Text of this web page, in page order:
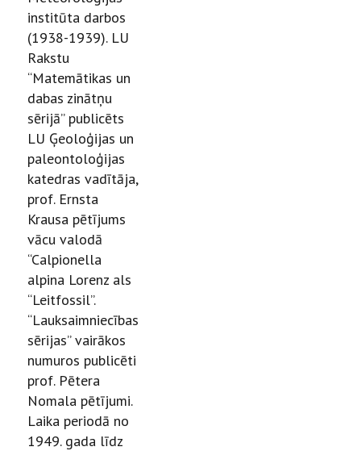
institūta darbos
(1938-1939). LU
Rakstu
“Matemātikas un
dabas zinātņu
sērijā” publicēts
LU Ģeoloģijas un
paleontoloģijas
katedras vadītāja,
prof. Ernsta
Krausa pētījums
vācu valodā
“Calpionella
alpina Lorenz als
“Leitfossil”.
“Lauksaimniecības
sērijas” vairākos
numuros publicēti
prof. Pētera
Nomala pētījumi.
Laika periodā no
1949. gada līdz